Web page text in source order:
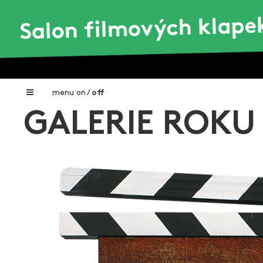
menu on / off
Home
Galerie filmových klapek
Autoři filmových klapek
O projektu
Aktuální výstavy
GALERIE